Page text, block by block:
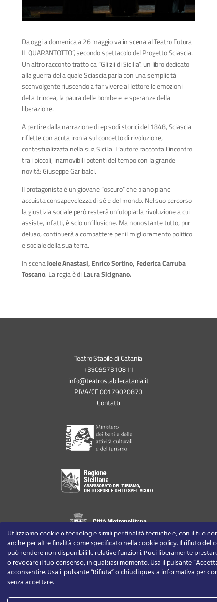
Da oggi a domenica a 26 maggio va in scena al Teatro Futura
IL QUARANTOTTO”, secondo spettacolo del Progetto Sciascia.
Un altro racconto tratto da “Gli zii di Sicilia”, un libro dedicato
alla guerra della quale Sciascia parla con una semplicità
sconvolgente riuscendo a far vivere al lettore le emozioni
della trincea, la paura delle bombe e le speranze della
liberazione.
A partire dalla narrazione di episodi storici del 1848, Sciascia
riflette con acuta ironia sul concetto di rivoluzione,
contestualizzata nella sua Sicilia. L’autore racconta l’incontro
tra i piccoli, inamovibili potenti del tempo con la grande
novità: Giuseppe Garibaldi.
Il protagonista è un giovane “oscuro” che piano piano
acquista consapevolezza di sé e del mondo. Nel suo percorso
la giustizia sociale però resterà un’utopia: la rivoluzione a cui
assiste, infatti, è solo un’illusione. Ma nonostante tutto, pur
deluso, continuerà a combattere per il miglioramento politico
e sociale della sua terra.
In scenaJoele Anastasi, Enrico Sortino, Federica Carruba
Toscano. La regia è di Laura Sicignano.
Teatro Stabile di Catania
+390957310811
info@teatrostabilecatania.it
P.IVA/CF 00179020870
Contatti
Utilizziamo cookie o tecnologie simili per finalità tecniche e, con il tuo
anche per altre finalità come specificato nella cookie policy. Il rifiuto del
può rendere non disponibili le relative funzioni.Puoi liberamente
o revocare il tuo consenso, in qualsiasi momento.Usa il pulsante
acconsentire. Usa il pulsante “Rifiuta” o chiudi questa informativa per
senza accettare.